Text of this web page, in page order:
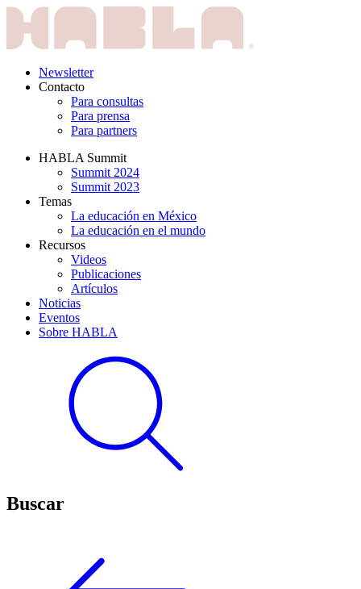
Newsletter
Contacto
Para consultas
Para prensa
Para partners
HABLA Summit
Summit 2024
Summit 2023
Temas
La educación en México
La educación en el mundo
Recursos
Videos
Publicaciones
Artículos
Noticias
Eventos
Sobre HABLA
Buscar